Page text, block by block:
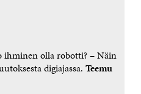
ihminen olla robotti? – Näin
digiajassa. Teemu